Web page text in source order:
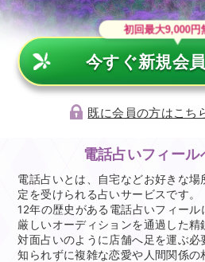
初回最大9,000円
今すぐ新規会
既に会員の方はこち
電話占いフィール
電話占いとは、自宅などお好きな
定を受けられる占いサービスです。
12年の歴史がある電話占いフィー
厳しいオーディションを通過した精
対面占いのように店舗へ足を運ぶ
知られずに複雑な恋愛や人間関係の